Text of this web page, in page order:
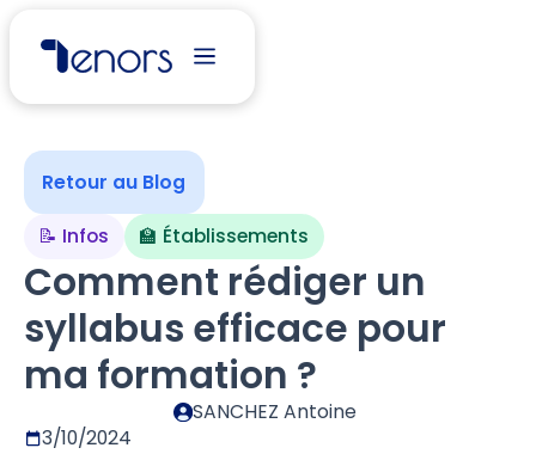
Retour au Blog
📝 Infos
🏫 Établissements
Comment rédiger un
syllabus efficace pour
ma formation ?
SANCHEZ Antoine
3/10/2024